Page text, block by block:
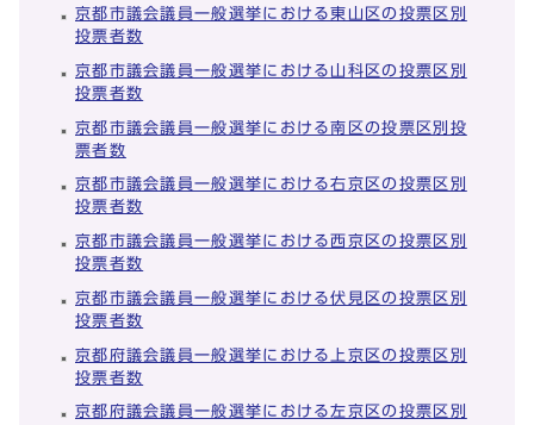
京都市議会議員一般選挙における東山区の投票区別
投票者数
京都市議会議員一般選挙における山科区の投票区別
投票者数
京都市議会議員一般選挙における南区の投票区別投
票者数
京都市議会議員一般選挙における右京区の投票区別
投票者数
京都市議会議員一般選挙における西京区の投票区別
投票者数
京都市議会議員一般選挙における伏見区の投票区別
投票者数
京都府議会議員一般選挙における上京区の投票区別
投票者数
京都府議会議員一般選挙における左京区の投票区別